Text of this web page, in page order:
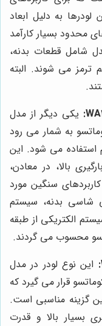
به دلیل ابعاد
محدود بسیار کارآمد
شامل قطعات بدنه،
ترمز می شوند. البته
یکی دیگر از مدل
به شمار می رود
استفاده می شود. این
بالا، در معادن،
سنگین مورد
شاسی بدنه، سیستم
الکتریکی از طبقه
محسوب می گردند.
این نوع لودر در مدل‌
قرار می گیرد که
گزینه مناسبی است.
بسیار بالا و قدرت